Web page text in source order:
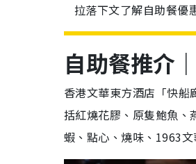
拉落下文了解自助餐優
自助餐推介
香港文華東方酒店「快
括紅燒花膠、原隻鮑魚
蝦、點心、燒味、1963